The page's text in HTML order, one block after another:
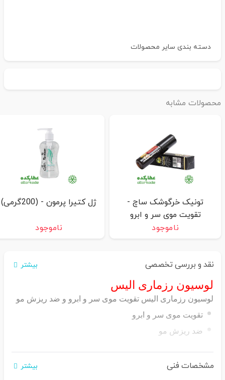
دسته بندیسایر محصولات
مشابه
تونیک خرگوشک ساچ -
تقویت موی سر و ابرو
ناموجود
ژل کتیرا پرمون - (200گرمی)
ناموجود
نقد و بررسی تخصصی بیشتر
لوسیون رزماری الیس
لوسیون رزماری الیس تقویت موی سر و ابرو و ضد ریزش مو
تقویت موی سر و ابرو
ضد ریزش مو
افزایش ضخامت مو
مشخصات فنی بیشتر